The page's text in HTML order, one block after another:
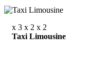
x 3 x 2 x 2
Taxi Limousine